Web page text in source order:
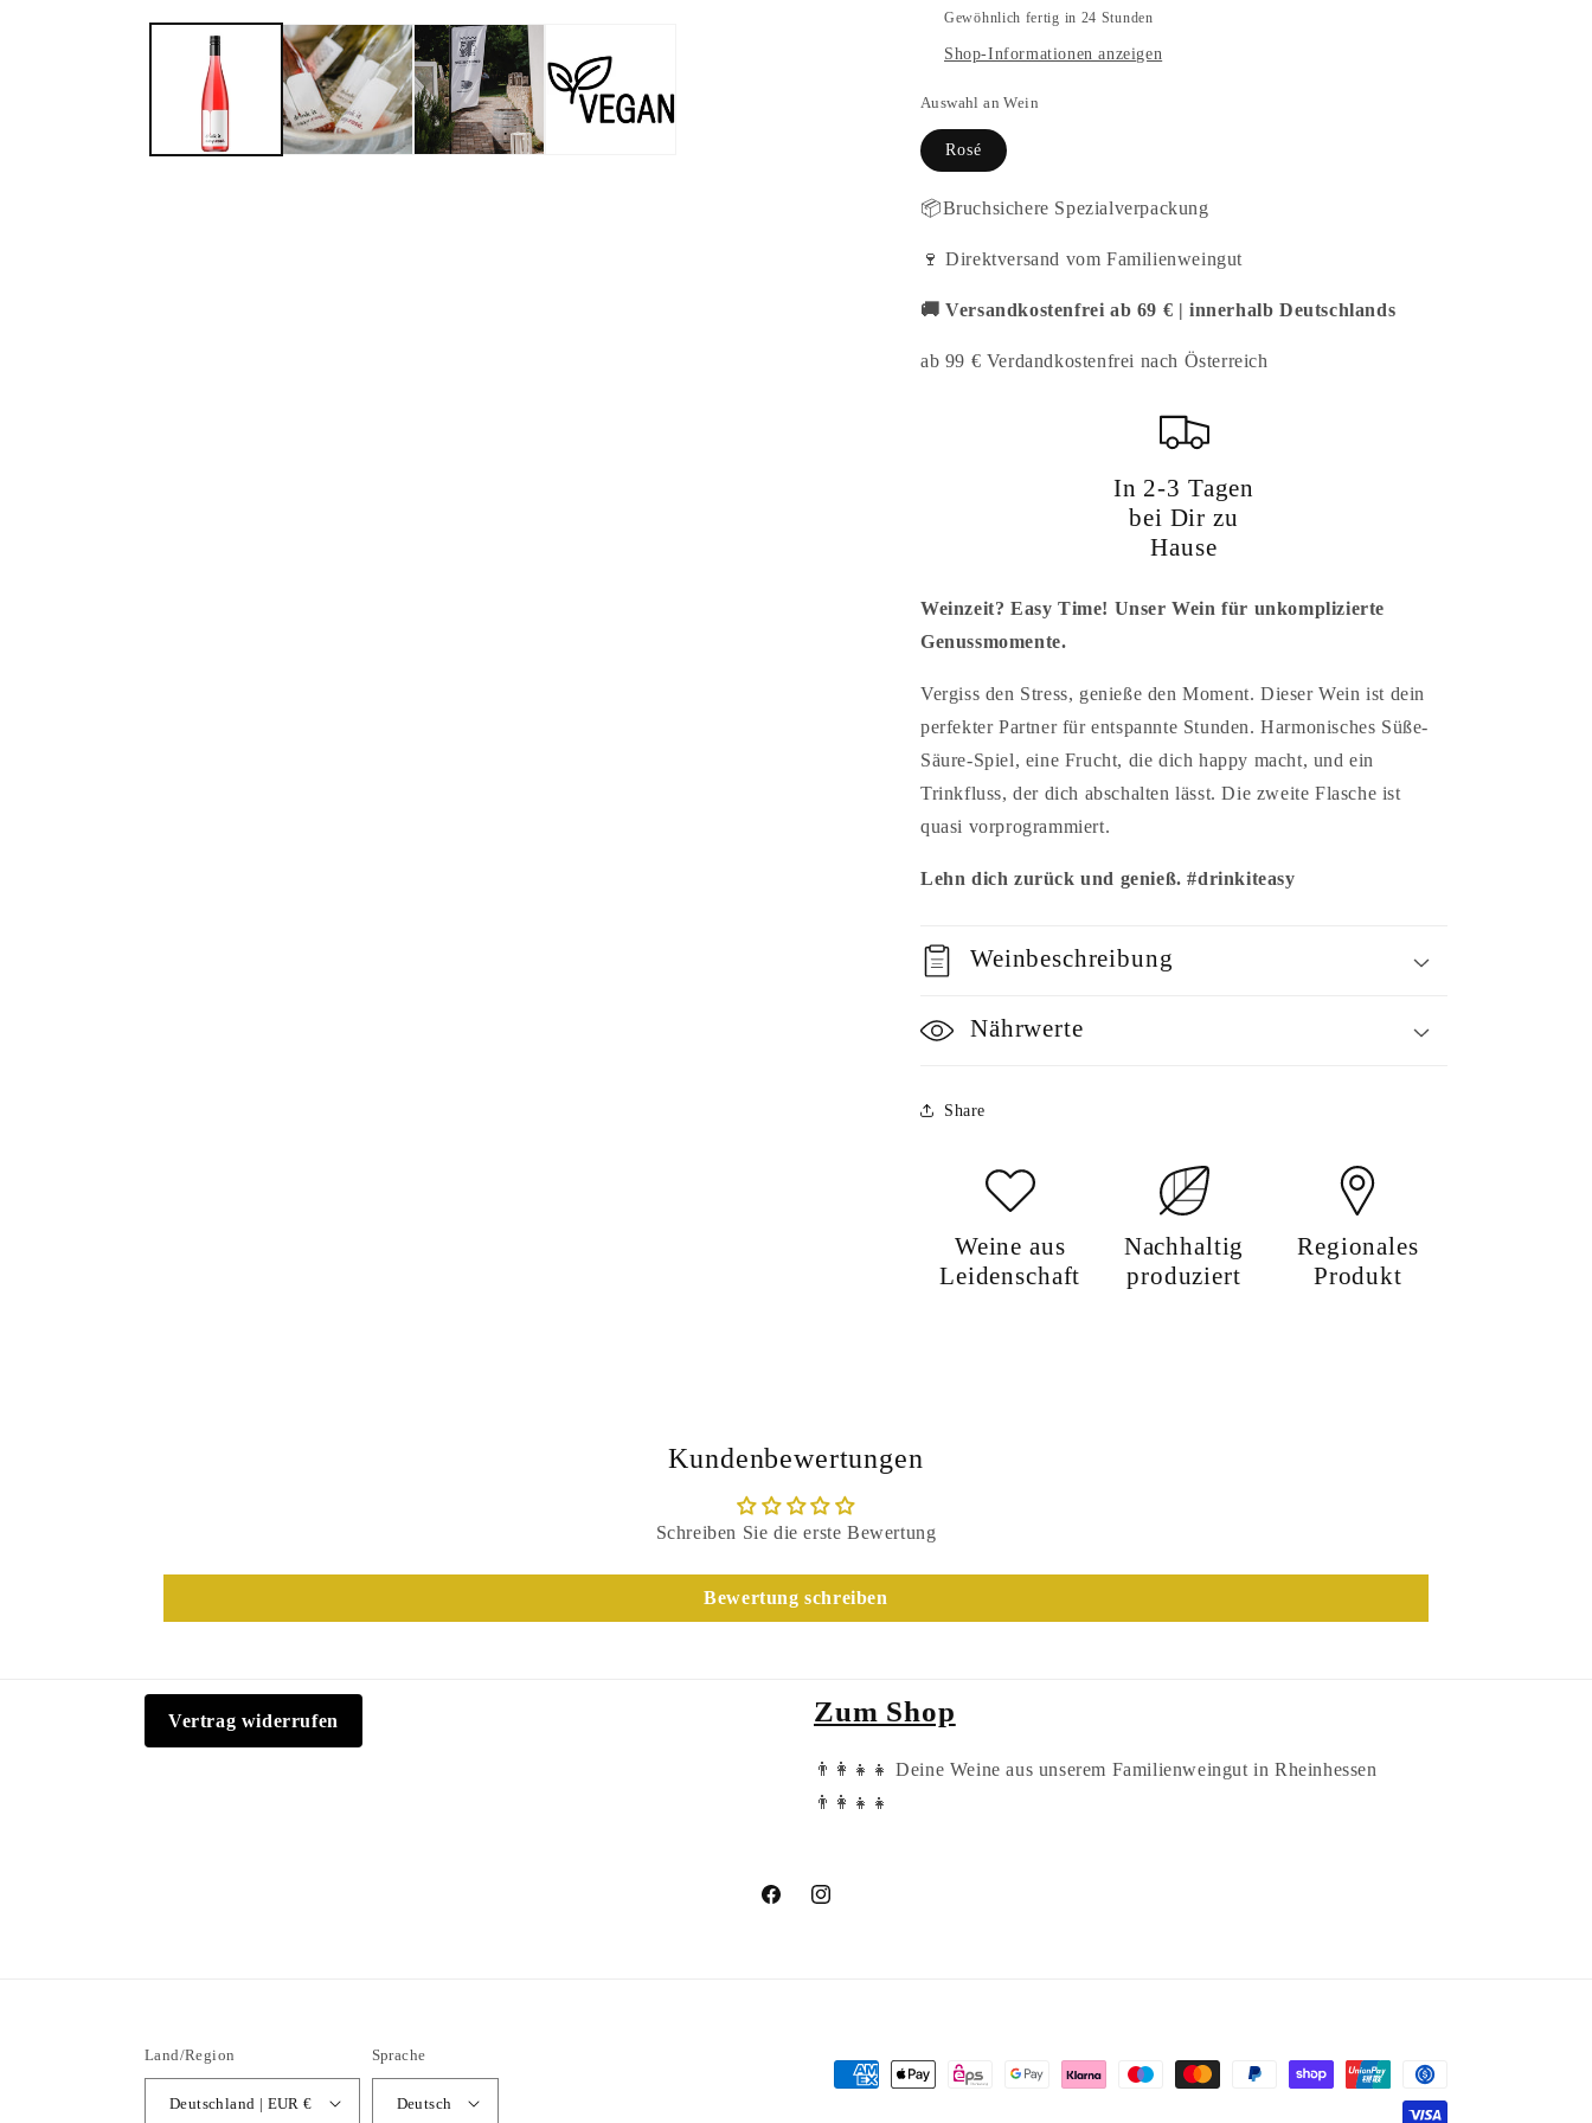
Gewöhnlich fertig in 24 Stunden
Shop-Informationen anzeigen
Auswahl an Wein
Rosé
📦Bruchsichere Spezialverpackung
🍷 Direktversand vom Familienweingut
🚚 Versandkostenfrei ab 69 € | innerhalb Deutschlands
ab 99 € Verdandkostenfrei nach Österreich
In 2-3 Tagen
bei Dir zu
Hause
Weinzeit? Easy Time! Unser Wein für unkomplizierte
Genussmomente.
Vergiss den Stress, genieße den Moment. Dieser Wein ist dein
perfekter Partner für entspannte Stunden. Harmonisches Süße-
Säure-Spiel, eine Frucht, die dich happy macht, und ein
Trinkfluss, der dich abschalten lässt. Die zweite Flasche ist
quasi vorprogrammiert.
Lehn dich zurück und genieß. #drinkiteasy
Weinbeschreibung
Nährwerte
Share
Weine aus
Leidenschaft
Nachhaltig
produziert
Regionales
Produkt
Kundenbewertungen
Schreiben Sie die erste Bewertung
Bewertung schreiben
Vertrag widerrufen Zum Shop
👨‍👩‍👧‍👧 Deine Weine aus unserem Familienweingut in Rheinhessen
👨‍👩‍👧‍👧
FacebookInstagram
Land/Region
Deutschland | EUR €
Sprache
Deutsch
Zahlungsmethoden